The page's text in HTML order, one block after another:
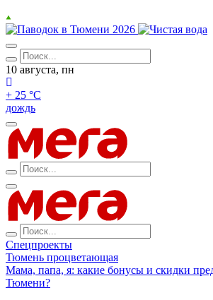
10 августа, пн
+ 25 °С
дождь
Спецпроекты
Тюмень процветающая
Мама, папа, я: какие бонусы и скидки
Тюмени?